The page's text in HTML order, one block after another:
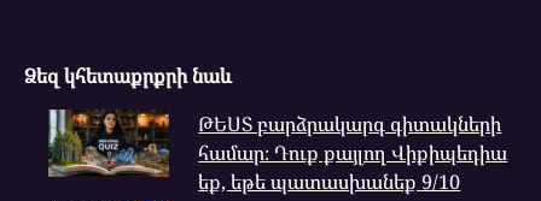
Ձեզ կհետաքրքրի նաև
ԹԵՍՏ բարձրակարգ գիտակների
համար։ Դուք քայլող Վիքիպեդիա
եք, եթե պատասխանեք 9/10